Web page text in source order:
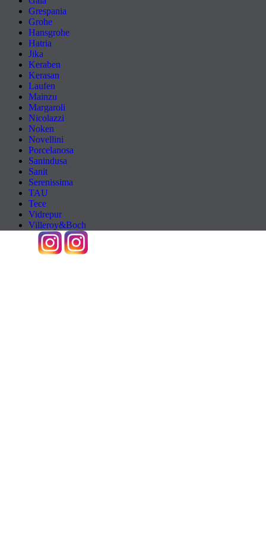
Grespania
Grohe
Hansgrohe
Hatria
Jika
Keraben
Kerasan
Laufen
Mainzu
Margaroli
Nicolazzi
Noken
Novellini
Porcelanosa
Sanindusa
Sanit
Serenissima
TAU
Tece
Vidrepur
Villeroy&Boch